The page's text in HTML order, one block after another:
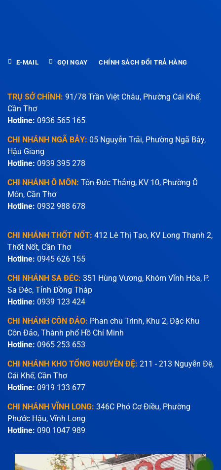
TRỤ SỞ CHÍNH: 91/78 Trần Việt Châu, Phường Cái Khế,
Cần Thơ
Hotline: 0936 565 165
CHI NHÁNH NGÃ BẢY: 05 Nguyễn Trãi, Phường Ngã Bảy,
Hậu Giang
Hotline: 0939 395 278
CHI NHÁNH Ô MÔN: Tôn Đức Thắng, KV 10, Phường Ô
Môn, Cần Thơ
Hotline: 0932 988 678
CHI NHÁNH THỐT NỐT: 412 Lê Thị Tạo, KV Long Thạnh 2,
Thốt Nốt, Cần Thơ
Hotline: 0945 626 155
CHI NHÁNH SA ĐÉC: 351 Hùng Vương, Khóm Vĩnh Hóa, P.
Sa Đéc, Tỉnh Đồng Tháp
Hotline: 0939 123 424
CHI NHÁNH CÔN ĐẢO: Phan chu Trinh, Khu 2, Đặc Khu
Côn Đảo, Thành phố Hồ Chí Minh
Hotline: 0965 253 653
CHI NHÁNH KHO TỔNG NGUYỄN ĐỆ: 211 - 213 Nguyễn Đệ,
Cái Khế, Cần Thơ
Hotline: 0919 133 677
CHI NHÁNH VĨNH LONG: 346C Phó Cơ Điều, Phường
Phước Hậu, Vĩnh Long
Hotline: 090 1047 989
E-MAIL GỌI NGAY CHÍNH SÁCH ĐỔI TRẢ HÀNG